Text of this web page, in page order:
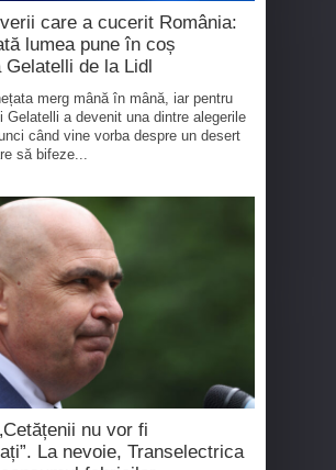
care a cucerit România:
lumea pune în coș
Gelatelli de la Lidl
merg mână în mână, iar pentru
Gelatelli a devenit una dintre alegerile
când vine vorba despre un desert
să bifeze...
nu vor fi
La nevoie, Transelectrica